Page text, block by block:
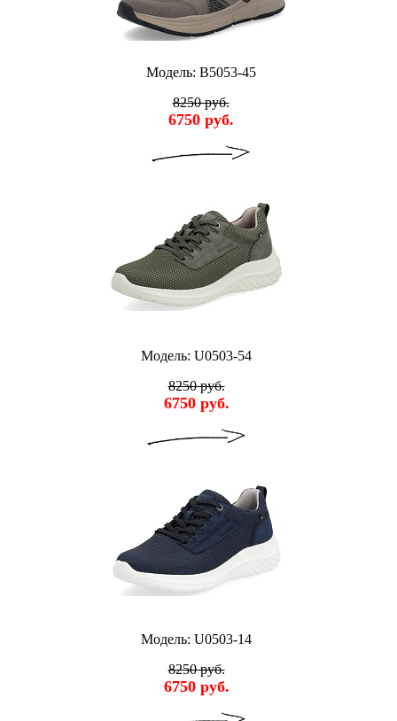
Модель: B5053-45
8250 руб.
6750 руб.
Модель: U0503-54
8250 руб.
6750 руб.
Модель: U0503-14
8250 руб.
6750 руб.